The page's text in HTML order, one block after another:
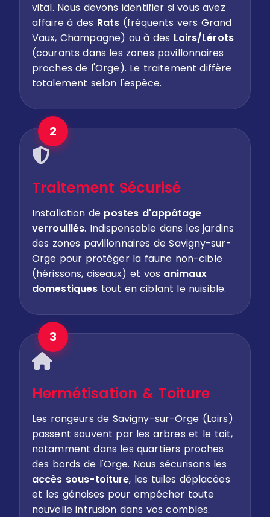
vital. Nous devons identifier si vous avez
affaire à des Rats (fréquents vers Grand
Vaux, Champagne) ou à des Loirs/Lérots
(courants dans les zones pavillonnaires
proches de l'Orge). Le traitement diffère
totalement selon l'espèce.
2
Traitement Sécurisé
Installation de postes d'appâtage
verrouillés. Indispensable dans les jardins
des zones pavillonnaires de Savigny-sur-
Orge pour protéger la faune non-cible
(hérissons, oiseaux) et vos animaux
domestiques tout en ciblant le nuisible.
3
Hermétisation & Toiture
Les rongeurs de Savigny-sur-Orge (Loirs)
passent souvent par les arbres et le toit,
notamment dans les quartiers proches
des bords de l'Orge. Nous sécurisons les
accès sous-toiture, les tuiles déplacées
et les génoises pour empêcher toute
nouvelle intrusion dans vos combles.